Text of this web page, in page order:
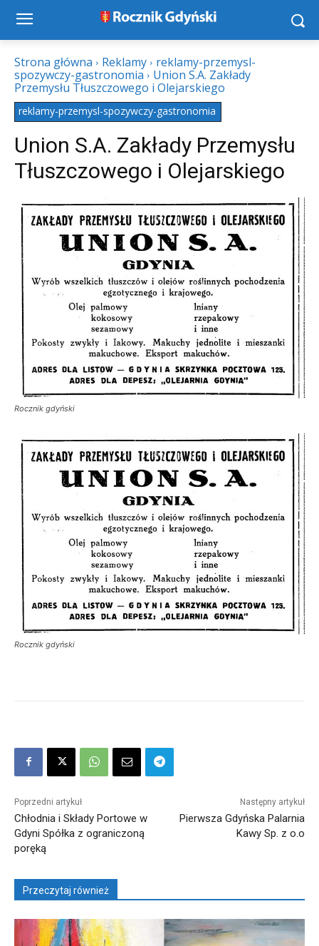
Strona główna Reklamy
reklamy-przemysl-
spozywczy-gastronomia
Union S.A. Zakłady
Przemysłu Tłuszczowego i Olejarskiego
reklamy-przemysl-spozywczy-gastronomia
Union S.A. Zakłady Przemysłu
Tłuszczowego i Olejarskiego
Rocznik gdyński
Rocznik gdyński
Poprzedni artykuł
Chłodnia i Składy Portowe w
Gdyni Spółka z ograniczoną
poręką
Następny artykuł
Pierwsza Gdyńska Palarnia
Kawy Sp. z o.o
Przeczytaj również